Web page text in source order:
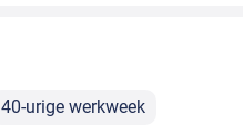
40-urige werkweek